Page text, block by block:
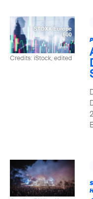
Credits: iStock, edited